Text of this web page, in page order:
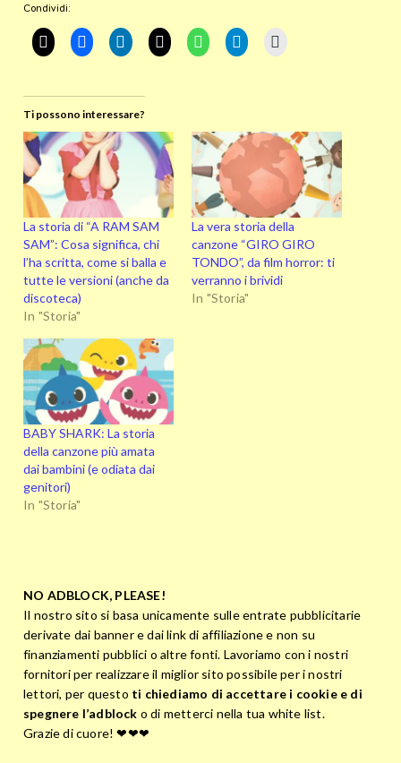
Condividi:
Ti possono interessare?
La storia di “A RAM SAM
SAM”: Cosa significa, chi
l’ha scritta, come si balla e
tutte le versioni (anche da
discoteca)
In "Storia"
La vera storia della
canzone “GIRO GIRO
TONDO”, da film horror: ti
verranno i brividi
In "Storia"
BABY SHARK: La storia
della canzone più amata
dai bambini (e odiata dai
genitori)
In "Storia"
NO ADBLOCK, PLEASE!
Il nostro sito si basa unicamente sulle entrate pubblicitarie
derivate dai banner e dai link di affiliazione e non su
finanziamenti pubblici o altre fonti. Lavoriamo con i nostri
fornitori per realizzare il miglior sito possibile per i nostri
lettori, per questo ti chiediamo di accettare i cookie e di
spegnere l’adblock o di metterci nella tua white list.
Grazie di cuore! ❤❤❤